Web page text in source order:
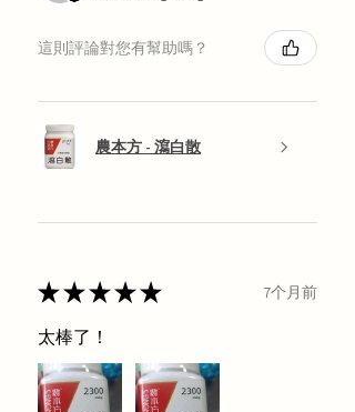
這則評論對您有幫助嗎？
農本方 - 瀉白散
★★★★★ 7个月前
太棒了！